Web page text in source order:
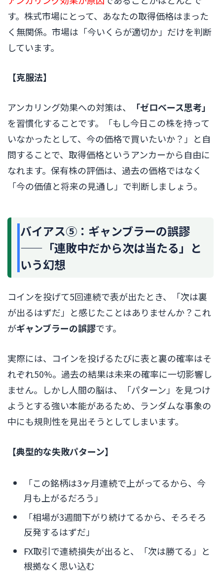
す。株式市場にとって、あなたの取得価格はまった
く無関係。市場は「今いくらが適切か」だけを判断
しています。
【克服法】
アンカリング効果への対策は、
「ゼロベース思考」
を習慣化することです。「もし今日この株を持って
いなかったとして、今の価格で買いたいか？」と自
問することで、取得価格というアンカーから自由に
なれます。保有株の評価は、過去の価格ではなく
「今の価値と将来の見通し」で判断しましょう。
バイアス⑤：ギャンブラーの誤謬
——「連敗中だから次は当たる」と
いう幻想
コインを投げて5回連続で表が出たとき、「次は裏
が出るはずだ」と感じたことはありませんか？これ
がギャンブラーの誤謬です。
実際には、コインを投げるたびに表と裏の確率はそ
れぞれ50%。過去の結果は未来の確率に一切影響し
ません。しかし人間の脳は、「パターン」を見つけ
ようとする強い本能があるため、ランダムな事象の
中にも規則性を見出そうとしてしまいます。
【典型的な失敗パターン】
「この銘柄は3ヶ月連続で上がってるから、今
月も上がるだろう」
「相場が3週間下がり続けてるから、そろそろ
反発するはずだ」
FX取引で連続損失が出ると、「次は勝てる」と
根拠なく思い込む